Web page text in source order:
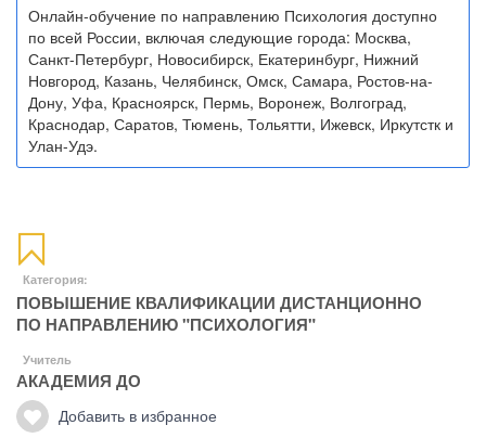
Онлайн-обучение по направлению Психология доступно
по всей России, включая следующие города: Москва,
Санкт-Петербург, Новосибирск, Екатеринбург, Нижний
Новгород, Казань, Челябинск, Омск, Самара, Ростов-на-
Дону, Уфа, Красноярск, Пермь, Воронеж, Волгоград,
Краснодар, Саратов, Тюмень, Тольятти, Ижевск, Иркутстк и
Улан-Удэ.
Категория:
ПОВЫШЕНИЕ КВАЛИФИКАЦИИ ДИСТАНЦИОННО
ПО НАПРАВЛЕНИЮ "ПСИХОЛОГИЯ"
Учитель
АКАДЕМИЯ ДО
Добавить в избранное